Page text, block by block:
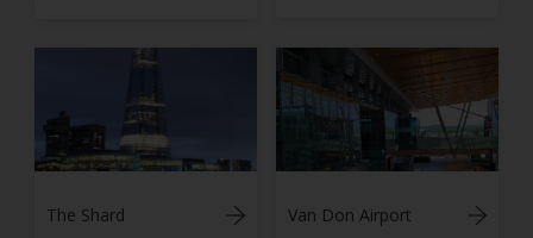
The Shard Van Don Airport